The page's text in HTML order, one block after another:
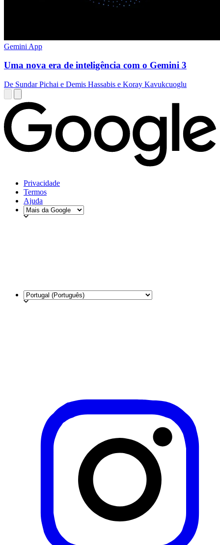
Gemini App
Uma nova era de inteligência com o Gemini 3
De Sundar Pichai e Demis Hassabis e Koray Kavukcuoglu
Privacidade
Termos
Ajuda